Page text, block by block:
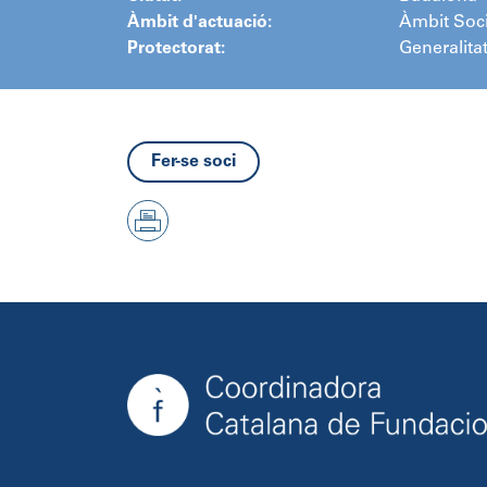
Àmbit d'actuació:
Àmbit
Protectorat:
Fer-se soci